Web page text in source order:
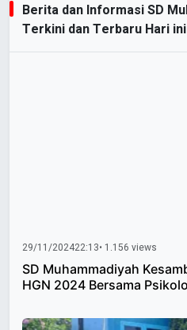
Berita dan Informasi SD
Terkini dan Terbaru Hari ini
29/11/202422:13• 1.156 views
SD Muhammadiyah
HGN 2024 Bersama